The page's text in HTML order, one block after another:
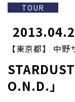
TOUR
【東京都】 中
O.N.D.」